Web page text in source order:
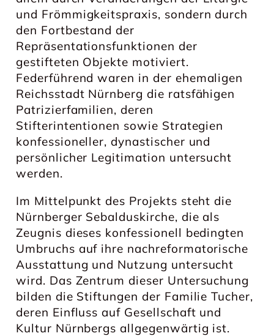
und Frömmigkeitspraxis, sondern durch
den Fortbestand der
Repräsentationsfunktionen der
gestifteten Objekte motiviert.
Federführend waren in der ehemaligen
Reichsstadt Nürnberg die ratsfähigen
Patrizierfamilien, deren
Stifterintentionen sowie Strategien
konfessioneller, dynastischer und
persönlicher Legitimation untersucht
werden.
Im Mittelpunkt des Projekts steht die
Nürnberger Sebalduskirche, die als
Zeugnis dieses konfessionell bedingten
Umbruchs auf ihre nachreformatorische
Ausstattung und Nutzung untersucht
wird. Das Zentrum dieser Untersuchung
bilden die Stiftungen der Familie Tucher,
deren Einfluss auf Gesellschaft und
Kultur Nürnbergs allgegenwärtig ist.